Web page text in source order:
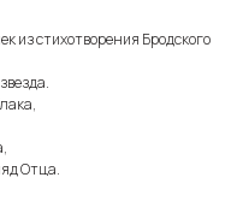
из стихотворения Бродского
Отца.